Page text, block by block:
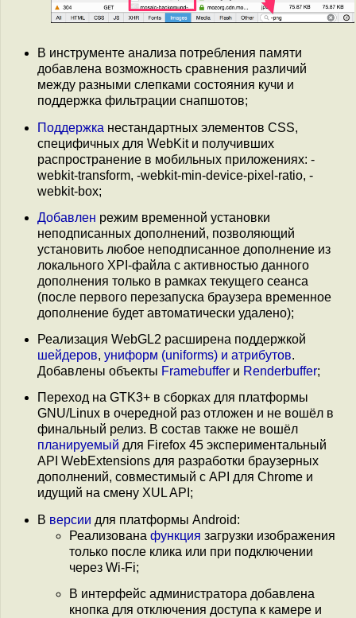
В инструменте анализа потребления памяти
добавлена возможность сравнения различий
между разными слепками состояния кучи и
поддержка фильтрации снапшотов;
Поддержка нестандартных элементов CSS,
специфичных для WebKit и получивших
распространение в мобильных приложениях: -
webkit-transform, -webkit-min-device-pixel-ratio, -
webkit-box;
Добавлен режим временной установки
неподписанных дополнений, позволяющий
установить любое неподписанное дополнение из
локального XPI-файла с активностью данного
дополнения только в рамках текущего сеанса
(после первого перезапуска браузера временное
дополнение будет автоматически удалено);
Реализация WebGL2 расширена поддержкой
шейдеров, униформ (uniforms) и атрибутов.
Добавлены объекты Framebuffer и Renderbuffer;
Переход на GTK3+ в сборках для платформы
GNU/Linux в очередной раз отложен и не вошёл в
финальный релиз. В состав также не вошёл
планируемый для Firefox 45 экспериментальный
API WebExtensions для разработки браузерных
дополнений, совместимый с API для Chrome и
идущий на смену XUL API;
В версии для платформы Android:
Реализована функция загрузки изображения
только после клика или при подключении
через Wi-Fi;
В интерфейс администратора добавлена
кнопка для отключения доступа к камере и